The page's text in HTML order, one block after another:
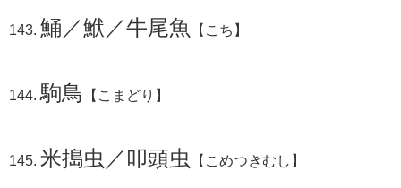
鯒／鮲／牛尾魚 【こち】
駒鳥 【こまどり】
米搗虫／叩頭虫 【こめつきむし】